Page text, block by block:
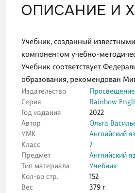
ОПИСАНИЕ И
Учебник, созданный
компонентом учебно-
Учебник соответствует
образования, рекомендован
Издательство
Просвещение
Серия
Rainbow
Год издания
2022
Автор
Ольга
УМК
Английский
Класс
7
Предмет
Английский
Тип материала
Учебник
Кол-во стр.
152
Вес
379 г